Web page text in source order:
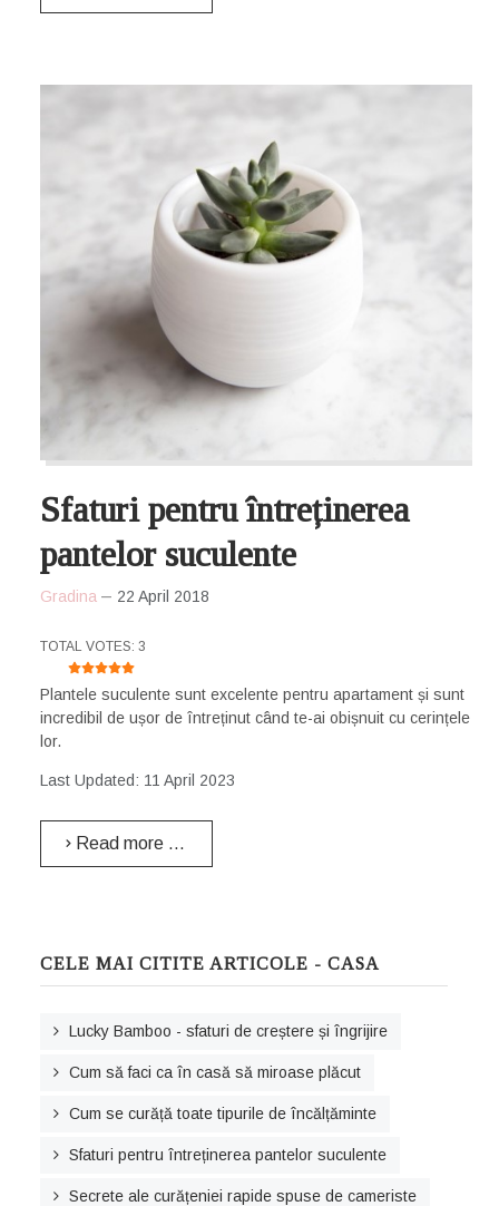
Sfaturi pentru întreținerea
pantelor suculente
Gradina 22 April 2018
USER RATING: 5
TOTAL VOTES: 3
Plantele suculente sunt excelente pentru apartament și sunt
incredibil de ușor de întreținut când te-ai obișnuit cu cerințele
lor.
Last Updated: 11 April 2023
Read more …
CELE MAI CITITE ARTICOLE - CASA
Lucky Bamboo - sfaturi de creștere și îngrijire
Cum să faci ca în casă să miroase plăcut
Cum se curăță toate tipurile de încălțăminte
Sfaturi pentru întreținerea pantelor suculente
Secrete ale curățeniei rapide spuse de cameriste